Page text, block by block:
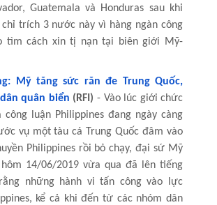
Guatemala và Honduras sau khi
chỉ trích 3 nước này vì hàng ngàn công
tìm cách xin tị nạn tại biên giới Mỹ-
Mỹ tăng sức răn đe Trung Quốc,
quân biển (RFI) - Vào lúc giới chức
công luận Philippines đang ngày càng
vụ một tàu cá Trung Quốc đâm vào
Philippines rồi bỏ chạy, đại sứ Mỹ
14/06/2019 vừa qua đã lên tiếng
những hành vi tấn công vào lực
kể cả khi đến từ các nhóm dân